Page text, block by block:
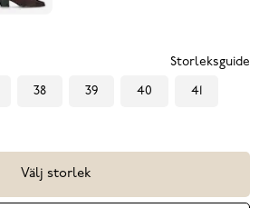
Storleksguide
38 39 40 41
Välj storlek